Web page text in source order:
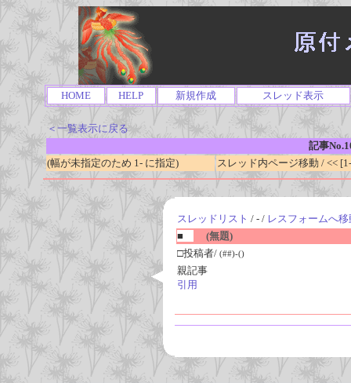
HOME HELP 新規作成 スレッド表示
＜一覧表示に戻る
記事
(幅が未指定のため 1- に指定)
スレッド内ページ移動 / <<
スレッドリスト / - / レスフォームへ移
■
(無題)
□投稿者/ (##)-()
親記事
引用